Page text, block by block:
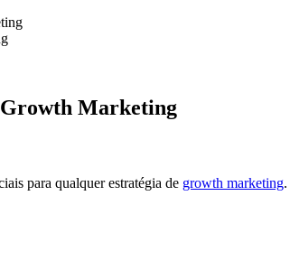
Marketing
para qualquer estratégia de growth marketing